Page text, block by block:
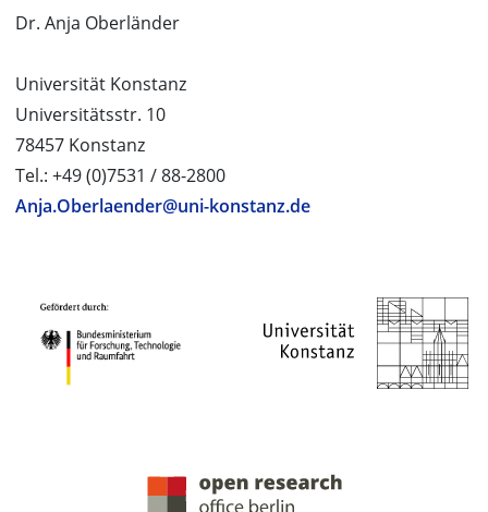
Dr. Anja Oberländer
Universität Konstanz
Universitätsstr. 10
78457 Konstanz
Tel.: +49 (0)7531 / 88-2800
Anja.Oberlaender@uni-konstanz.de